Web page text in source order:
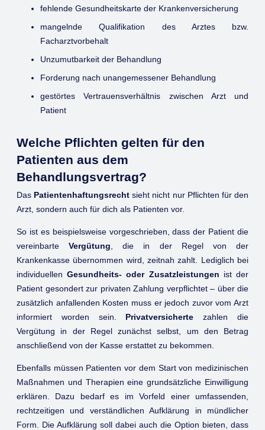
fehlende Gesundheitskarte der Krankenversicherung
mangelnde Qualifikation des Arztes bzw.
Facharztvorbehalt
Unzumutbarkeit der Behandlung
Forderung nach unangemessener Behandlung
gestörtes Vertrauensverhältnis zwischen Arzt und
Patient
Welche Pflichten gelten für den
Patienten aus dem
Behandlungsvertrag?
Das Patientenhaftungsrecht sieht nicht nur Pflichten für den
Arzt, sondern auch für dich als Patienten vor.
So ist es beispielsweise vorgeschrieben, dass der Patient die
vereinbarteVergütung , die in der Regel von der
Krankenkasse übernommen wird, zeitnah zahlt. Lediglich bei
individuellenGesundheits- oder Zusatzleistungen ist der
Patient gesondert zur privaten Zahlung verpflichtet – über die
zusätzlich anfallenden Kosten muss er jedoch zuvor vom Arzt
informiert worden sein. Privatversicherte zahlen die
Vergütung in der Regel zunächst selbst, um den Betrag
anschließend von der Kasse erstattet zu bekommen.
Ebenfalls müssen Patienten vor dem Start von medizinischen
Maßnahmen und Therapien eine grundsätzliche Einwilligung
erklären. Dazu bedarf es im Vorfeld einer umfassenden,
rechtzeitigen und verständlichen Aufklärung in mündlicher
Form. Die Aufklärung soll dabei auch die Option bieten, dass